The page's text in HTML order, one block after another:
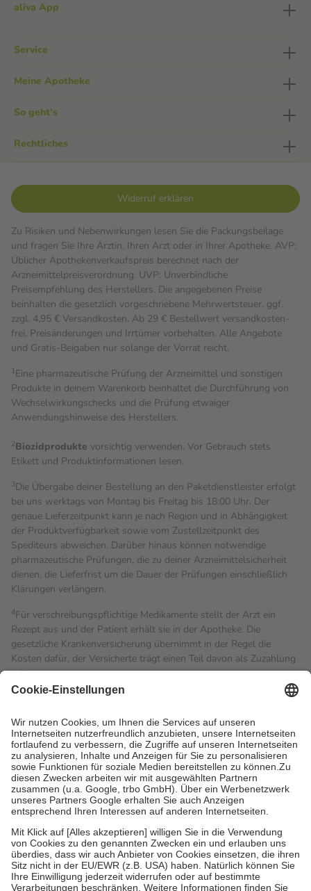
aliva App
Service
Meine Apotheke
So geht's
Rechtliches
Widerruf erklären
Zu Risiken und Nebenwirkungen lesen Sie die Packungsbeilage
und fragen Sie Ihre Ärztin, Ihren Arzt oder in Ihrer Apotheke. AVP:
Üblicher Apothekenverkaufspreis berechnet nach der
Arzneimittelpreisverordnung. UVP: Unverbindliche
Preisempfehlung des Herstellers. Die angegebenen Preise
beinhalten die gesetzlich vorgeschriebene Mehrwertsteuer, ggf.
zzgl. 4,95 € Versandkosten. Ab 29 € Bestell­wert versand­kosten­
frei. Preisänderungen und Irrtümer vorbehalten. Alle Angebote
und Gratis-Beigaben nur solange der Vorrat reicht.
1Eine pharmazeutische Prüfung der Arzneimittel und sonstigen
Produkte in deinem Warenkorb beinhaltet die Durchführung von
Wechselwirkungschecks und die Prüfung etwaiger
Anwendungshinweise des Herstellers.
2Biozidprodukte vorsichtig verwenden. Vor Gebrauch stets
Etikett und Produktinformationen lesen.
3Die Übergabe deiner Bestellung an den Paketdienstleister erfolgt
bei uns werktags von Montag bis Freitag bis 18:00 Uhr. Der
genaue Lieferzeitpunkt kann je nach Region und in Abhängigkeit
der Produktverfügbarkeit sowie vom Zustellzeitpunkt des
Spediteurs abweichen. Darüber hinaus können notwendige
pharmazeutische Prüfungen, die zu deiner Arzneimittelsicherheit
dienen, die Lieferfrist um die Dauer der Prüfungen einschließlich
Klärungen verlängern.
4Für verschreibungspflichtige Medikamente stellt der Arzt ein
Rezept aus und der Patient erhält sie in der Apotheke. Die
gesetzliche Krankenversicherung übernimmt in der Regel die
Kosten dafür, der Versicherte trägt einen Teil davon als Zuzahlung
mit.
Grundsätzlich leisten Mitglieder Zuzahlungen in Höhe von zehn
höchstens zehn Euro.
Es sind jedoch nie mehr als die
tatsächlichen Kosten der Leistung zu entrichten.
Diese Regeln gelten grundsätzlich auch für Online-Apotheken.
Bei Heilmitteln und häuslicher Krankenpflege beträgt die
Zuzahlung zehn Prozent der Kosten sowie zehn Euro je
Verordnung.
Um das Engagement der Versicherten für ihre eigene Gesundheit
zu stärken und die besondere Stellung der Familie zu unterstützen,
fallenkeine Zuzahlungenan bei:
• Kindern und Jugendlichen bis zum vollendeten 18. Lebensjahr
mit Ausnahme der Fahrkosten
• Untersuchungen zur Vorsorge und Früherkennung, die von der